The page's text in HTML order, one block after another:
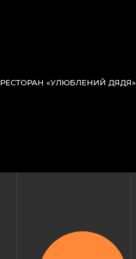
РЕСТОРАН «УЛЮБЛЕНИЙ ДЯДЯ»